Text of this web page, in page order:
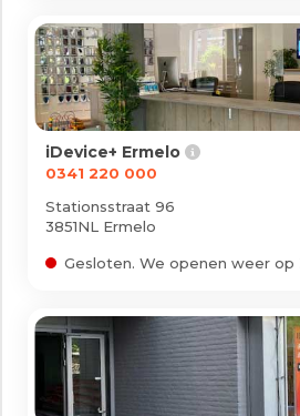
Vestigingen
Mee doen?
Nieuws
Zakelijk
Klantenservice
Mijn
iDevice+ Ermelo
0341 220 000
Stationsstraat 96
3851NL Ermelo
Gesloten. We openen weer op